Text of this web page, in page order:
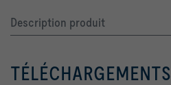
Description produit
TÉLÉCHARGEMENTS